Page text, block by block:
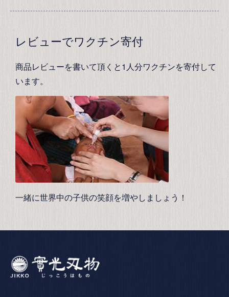
レビューでワクチン寄付
商品レビューを書いて頂くと1人分ワクチンを寄付して
います。
一緒に世界中の子供の笑顔を増やしましょう！